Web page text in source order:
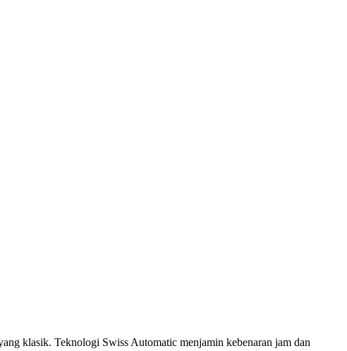
klasik. Teknologi Swiss Automatic menjamin kebenaran jam dan